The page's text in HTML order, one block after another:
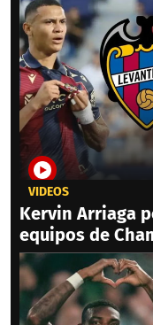
VIDEOS
Kervin Arriaga
equipos de